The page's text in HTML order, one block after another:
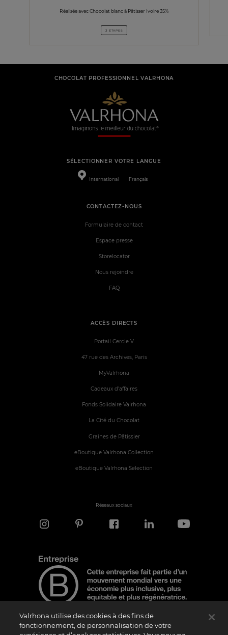
Réalisée avec Chocolat blanc à Pâtisser Ivoire 35%
3 ÉTAPES
CHOCOLAT PROFESSIONNEL VALRHONA
SÉLECTIONNER VOTRE LANGUE
International Français
ACCÈS DIRECTS
Portail Cercle V
47 rue des Archives, Paris
MyValrhona
Cadeaux d'affaires
Fonds Solidaire Valrhona
La Cité du Chocolat
Graines de Pâtissier
eBoutique Valrhona Collection
eBoutique Valrhona Selection
CONTACTEZ-NOUS
Formulaire de contact
Espace presse
Storelocator
Nous rejoindre
FAQ
Réseaux sociaux
Valrhona utilise des cookies à des fins de
fonctionnement, de personnalisation de votre